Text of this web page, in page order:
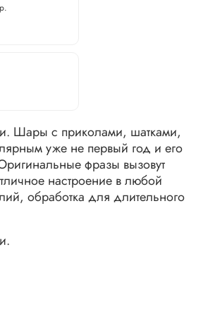
Шары с приколами, шатками,
уже не первый год и его
фразы вызовут
настроение в любой
обработка для длительного